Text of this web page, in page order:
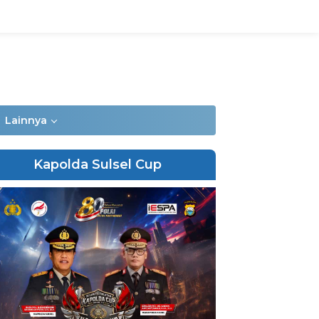
Lainnya
Kapolda Sulsel Cup